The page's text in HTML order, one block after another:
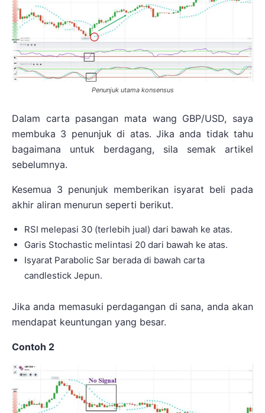
Penunjuk utama konsensus
Dalam carta pasangan mata wang GBP/USD, saya
membuka 3 penunjuk di atas. Jika anda tidak tahu
bagaimana untuk berdagang, sila semak artikel
sebelumnya.
Kesemua 3 penunjuk memberikan isyarat beli pada
akhir aliran menurun seperti berikut.
RSI melepasi 30 (terlebih jual) dari bawah ke atas.
Garis Stochastic melintasi 20 dari bawah ke atas.
Isyarat Parabolic Sar berada di bawah carta
candlestick Jepun.
Jika anda memasuki perdagangan di sana, anda akan
mendapat keuntungan yang besar.
Contoh 2